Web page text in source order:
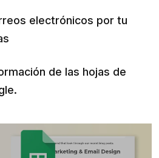
electrónicos por tu
de las hojas de